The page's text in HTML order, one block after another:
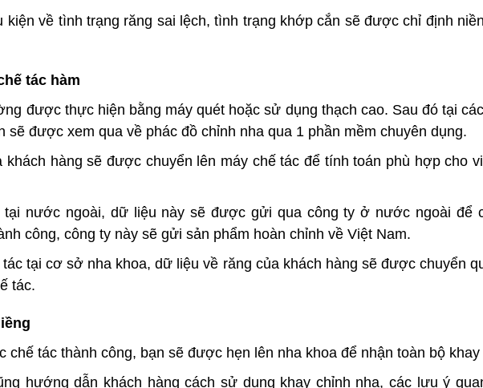
kiện về tình trạng răng sai lệch, tình trạng khớp cắn sẽ được chỉ định
tác hàm
được thực hiện bằng máy quét hoặc sử dụng thạch cao. Sau đó tại
sẽ được xem qua về phác đồ chỉnh nha qua 1 phần mềm chuyên dụng.
khách hàng sẽ được chuyển lên máy chế tác để tính toán phù hợp cho
tại nước ngoài, dữ liệu này sẽ được gửi qua công ty ở nước ngoài để
công, công ty này sẽ gửi sản phẩm hoàn chỉnh về Việt Nam.
tại cơ sở nha khoa, dữ liệu về răng của khách hàng sẽ được chuyển
tác.
chế tác thành công, bạn sẽ được hẹn lên nha khoa để nhận toàn bộ khay
hướng dẫn khách hàng cách sử dụng khay chỉnh nha, các lưu ý